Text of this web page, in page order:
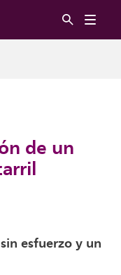
de un
esfuerzo y un